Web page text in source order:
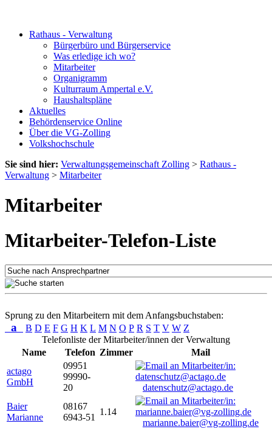
Rathaus - Verwaltung
Bürgerbüro und Bürgerservice
Was erledige ich wo?
Mitarbeiter
Organigramm
Kulturraum Ampertal e.V.
Haushaltspläne
Aktuelles
Behördenservice Online
Über die VG-Zolling
Volkshochschule
Sie sind hier: Verwaltungsgemeinschaft Zolling > Rathaus -
Verwaltung > Mitarbeiter
Mitarbeiter
Mitarbeiter-Telefon-Liste
Sprung zu den Mitarbeitern mit dem Anfangsbuchstaben:
a B D E F G H K L M N O P R S T V W Z
Telefonliste der Mitarbeiter/innen der Verwaltung
Name
Telefon Zimmer
Mail
actago
GmbH
09951
99990-
20
datenschutz@actago.de
Baier
Marianne
08167
6943-51
1.14
marianne.baier@vg-zolling.de